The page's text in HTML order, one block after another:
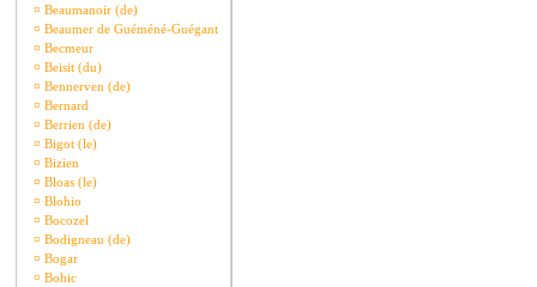
¤ Beaumanoir (de)
¤ Beaumer de Guéméné-Guégant
¤ Becmeur
¤ Beisit (du)
¤ Bennerven (de)
¤ Bernard
¤ Berrien (de)
¤ Bigot (le)
¤ Bizien
¤ Bloas (le)
¤ Blohio
¤ Bocozel
¤ Bodigneau (de)
¤ Bogar
¤ Bohic